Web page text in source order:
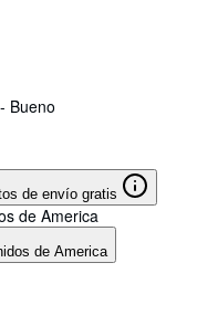
Bueno
de envío gratis
de America
de America